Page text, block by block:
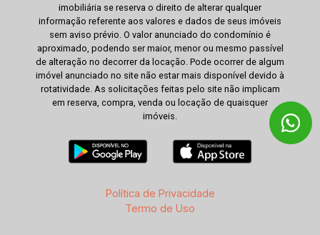
imobiliária se reserva o direito de alterar qualquer
informação referente aos valores e dados de seus imóveis
sem aviso prévio. O valor anunciado do condomínio é
aproximado, podendo ser maior, menor ou mesmo passível
de alteração no decorrer da locação. Pode ocorrer de algum
imóvel anunciado no site não estar mais disponível devido à
rotatividade. As solicitações feitas pelo site não implicam
em reserva, compra, venda ou locação de quaisquer
imóveis.
Política de Privacidade
Termo de Uso